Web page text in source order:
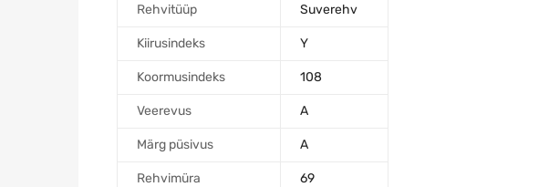
Rehvitüüp Suverehv
Kiirusindeks Y
Koormusindeks 108
Veerevus A
Märg püsivus A
Rehvimüra 69